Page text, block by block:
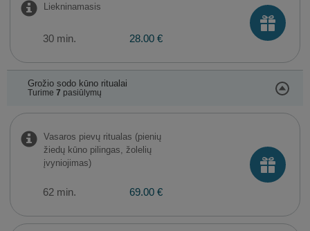
Liekninamasis
30 min. 28.00 €
Grožio sodo kūno ritualai
Turime 7 pasiūlymų
Vasaros pievų ritualas (pienių
žiedų kūno pilingas, žolelių
įvyniojimas)
62 min. 69.00 €